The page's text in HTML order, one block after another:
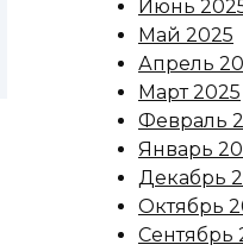
Июнь
Май 2025
Апрель
Март 2025
Февраль
Январь
Декабрь
Октябрь
Сентябрь